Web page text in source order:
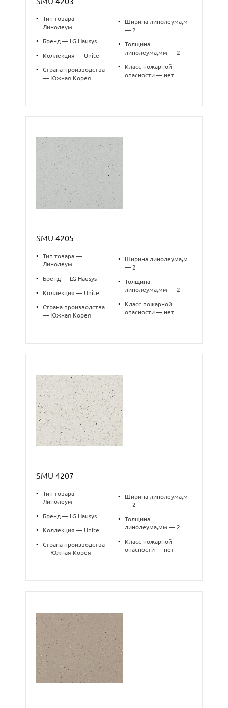
•
Тип товара —
Линолеум
• Бренд — LG Hausys
• Коллекция — Unite
•
Страна производства
— Южная Корея
•
Ширина линолеума,м
— 2
•
Толщина
линолеума,мм — 2
•
Класс пожарной
опасности — нет
SMU 4205
•
Тип товара —
Линолеум
• Бренд — LG Hausys
• Коллекция — Unite
•
Страна производства
— Южная Корея
•
Ширина линолеума,м
— 2
•
Толщина
линолеума,мм — 2
•
Класс пожарной
опасности — нет
SMU 4207
•
Тип товара —
Линолеум
• Бренд — LG Hausys
• Коллекция — Unite
•
Страна производства
— Южная Корея
•
Ширина линолеума,м
— 2
•
Толщина
линолеума,мм — 2
•
Класс пожарной
опасности — нет